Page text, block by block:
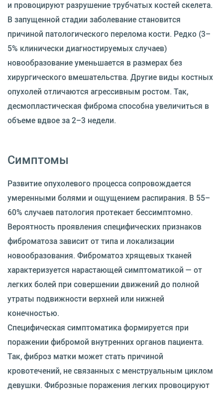
и провоцируют разрушение трубчатых костей скелета.
В запущенной стадии заболевание становится
причиной патологического перелома кости. Редко (3–
5% клинически диагностируемых случаев)
новообразование уменьшается в размерах без
хирургического вмешательства. Другие виды костных
опухолей отличаются агрессивным ростом. Так,
десмопластическая фиброма способна увеличиться в
объеме вдвое за 2–3 недели.
Симптомы
Развитие опухолевого процесса сопровождается
умеренными болями и ощущением распирания. В 55–
60% случаев патология протекает бессимптомно.
Вероятность проявления специфических признаков
фиброматоза зависит от типа и локализации
новообразования. Фиброматоз хрящевых тканей
характеризуется нарастающей симптоматикой — от
легких болей при совершении движений до полной
утраты подвижности верхней или нижней
конечностью.
Специфическая симптоматика формируется при
поражении фибромой внутренних органов пациента.
Так, фиброз матки может стать причиной
кровотечений, не связанных с менструальным циклом
девушки. Фиброзные поражения легких провоцируют